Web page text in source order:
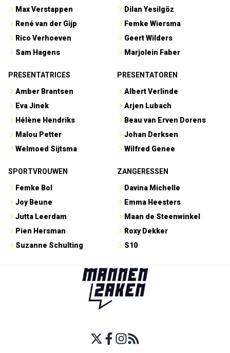
Max Verstappen
René van der Gijp
Rico Verhoeven
Sam Hagens
Dilan Yesilgöz
Femke Wiersma
Geert Wilders
Marjolein Faber
PRESENTATRICES
Amber Brantsen
Eva Jinek
Hélène Hendriks
Malou Petter
Welmoed Sijtsma
PRESENTATOREN
Albert Verlinde
Arjen Lubach
Beau van Erven Dorens
Johan Derksen
Wilfred Genee
SPORTVROUWEN
Femke Bol
Joy Beune
Jutta Leerdam
Pien Hersman
Suzanne Schulting
ZANGERESSEN
Davina Michelle
Emma Heesters
Maan de Steenwinkel
Roxy Dekker
S10